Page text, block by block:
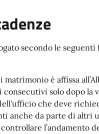
secondo le seguenti
matrimonio è affissa
solo dopo la
che deve
anche da parte di altri
l’andamento